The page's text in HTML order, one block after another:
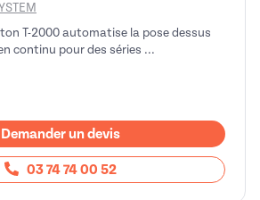
T-2000 automatise la pose dessus
continu pour des séries ...
Demander un devis
03 74 74 00 52